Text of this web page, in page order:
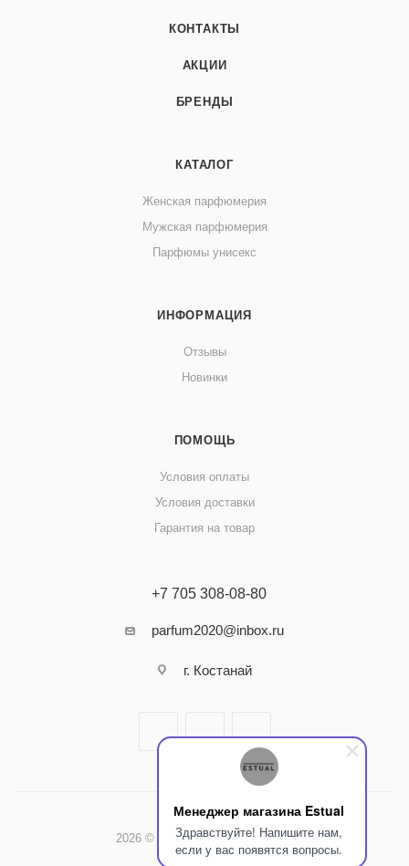
Менеджер магазина Estual
Здравствуйте! Напишите нам,
если у вас появятся вопросы.
КОНТАКТЫ
АКЦИИ
БРЕНДЫ
КАТАЛОГ
Женская парфюмерия
Мужская парфюмерия
Парфюмы унисекс
ИНФОРМАЦИЯ
Отзывы
Новинки
ПОМОЩЬ
Условия оплаты
Условия доставки
Гарантия на товар
+7 705 308-08-80
parfum2020@inbox.ru
г. Костанай
2026 © Интернет-магазин Estual